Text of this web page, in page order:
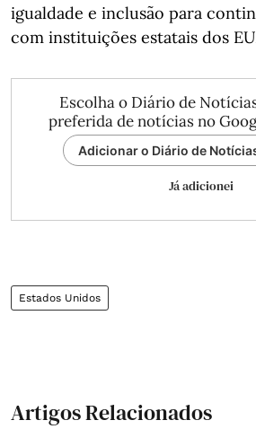
igualdade e inclusão para
com instituições estatais dos
Escolha o Diário de
preferida de notícias no
Adicionar o Diário de
Já adicionei
Estados Unidos
Artigos Relacionados